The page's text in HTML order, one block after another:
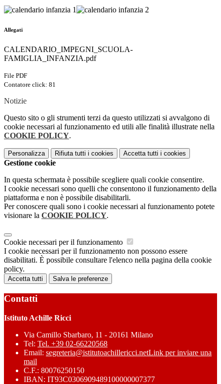
Allegati
CALENDARIO_IMPEGNI_SCUOLA-
FAMIGLIA_INFANZIA.pdf
File PDF
Contatore click: 81
Notizie
Questo sito o gli strumenti terzi da questo utilizzati si avvalgono di
cookie necessari al funzionamento ed utili alle finalità illustrate nella
COOKIE POLICY.
Personalizza Rifiuta tutti i cookies Accetta tutti i cookies
Gestione cookie
In questa schermata è possibile scegliere quali cookie consentire.
I cookie necessari sono quelli che consentono il funzionamento della
piattaforma e non è possibile disabilitarli.
Per conoscere quali sono i cookie necessari al funzionamento potete
visionare la COOKIE POLICY.
Cookie necessari per il funzionamento
I cookie necessari per il funzionamento non possono essere
disabilitati. È possibile consultare l'elenco nella pagina della cookie
policy.
Accetta tutti Salva le preferenze
Contatti
Istituto Achille Ricci
Via Camillo Sbarbaro, 11 - 20161 Milano
Tel: Tel. +39 02-66220568
Email: segreteria@istitutoachillericci.netLink per inviare una
mail
C.F.: 80076250150
IBAN: IT93C0306909489100000007377